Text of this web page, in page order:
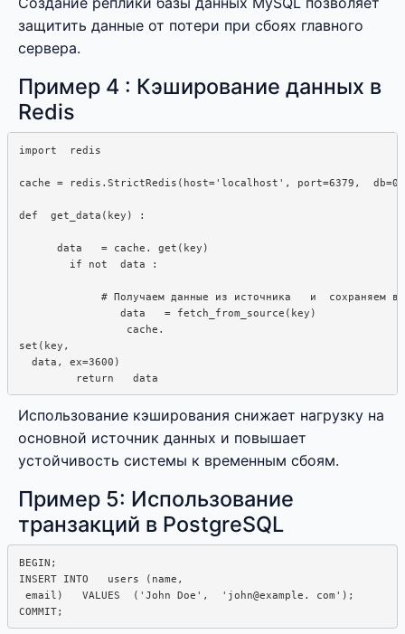
защитить данные от потери при сбоях главного
сервера.
Пример 4 : Кэширование данных в
Redis
import  redis
cache = redis.StrictRedis(host='localhost', port=6379,  db=0)
def  get_data(key) :
      data   = cache. get(key)
        if not  data :
# Получаем данные из источника   и  сохраняем в
                data   = fetch_from_source(key)
                 cache.
set(key,
  data, ex=3600)
Использование кэширования снижает нагрузку на
основной источник данных и повышает
устойчивость системы к временным сбоям.
Пример 5: Использование
транзакций в PostgreSQL
BEGIN;
INSERT INTO   users (name,
email)   VALUES  ('John Doe',  'john@example. com');